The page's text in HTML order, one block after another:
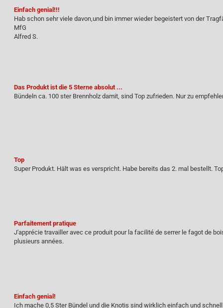
Einfach genial!!!
Hab schon sehr viele davon,und bin immer wieder begeistert von der
MfG
Alfred S.
Das Produkt ist die 5 Sterne absolut ...
Bündeln ca. 100 ster Brennholz damit, sind Top zufrieden. Nur zu
Top
Super Produkt. Hält was es verspricht. Habe bereits das 2. mal bestellt.
Parfaitement pratique
J'apprécie travailler avec ce produit pour la facilité de serrer le fagot de
plusieurs années.
Einfach genial!
Ich mache 0,5 Ster Bündel und die Knotis sind wirklich einfach und